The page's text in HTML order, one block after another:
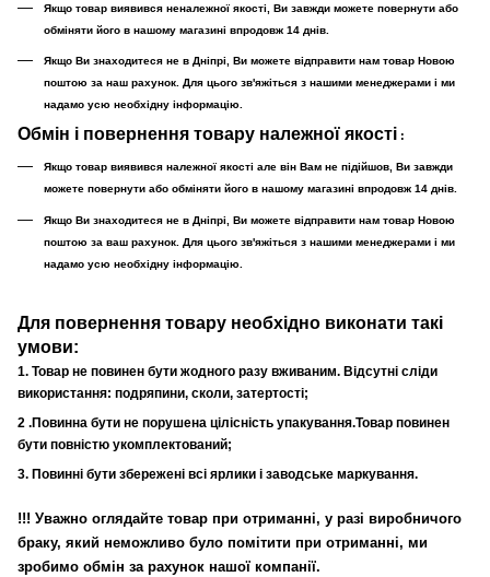
Якщо товар виявився неналежної якості, Ви завжди можете повернути або
обміняти його в нашому магазині впродовж 14 днів.
Якщо Ви знаходитеся не в Дніпрі, Ви можете відправити нам товар Новою
поштою за наш рахунок. Для цього зв'яжіться з нашими менеджерами і ми
надамо усю необхідну інформацію.
Обмін і повернення товару належної якості :
Якщо товар виявився належної якості але він Вам не підійшов, Ви завжди
можете повернути або обміняти його в нашому магазині впродовж 14 днів.
Якщо Ви знаходитеся не в Дніпрі, Ви можете відправити нам товар Новою
поштою за ваш рахунок. Для цього зв'яжіться з нашими менеджерами і ми
надамо усю необхідну інформацію.
Для повернення товару необхідно виконати такі
умови:
1. Товар не повинен бути жодного разу вживаним. Відсутні сліди
використання: подряпини, сколи, затертості;
2 .Повинна бути не порушена цілісність упакування.Товар повинен
бути повністю укомплектований;
3. Повинні бути збережені всі ярлики і заводське маркування.
!!! Уважно оглядайте товар при отриманні, у разі виробничого
браку, який неможливо було помітити при отриманні, ми
зробимо обмін за рахунок нашої компанії.